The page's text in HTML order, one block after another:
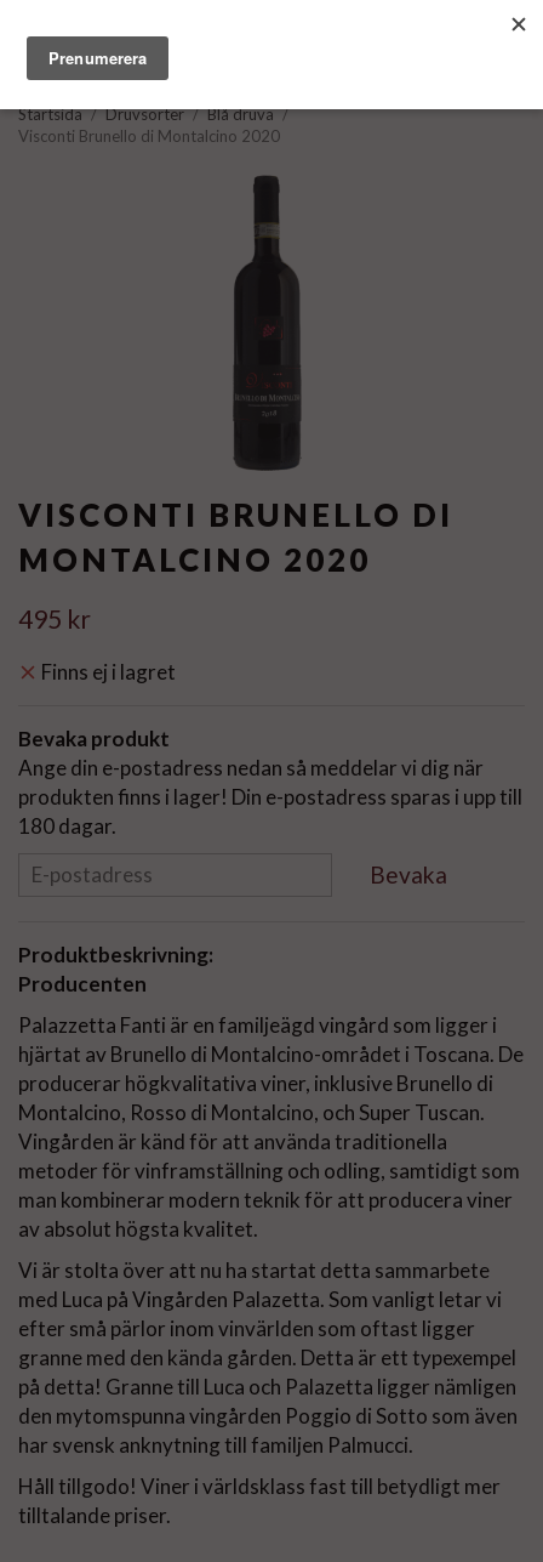
Startsida / Druvsorter / Blå druva /
Visconti Brunello di Montalcino 2020
VISCONTI BRUNELLO DI
MONTALCINO 2020
495 kr
Finns ej i lagret
Bevaka produkt
Ange din e-postadress nedan så meddelar vi dig när
produkten finns i lager! Din e-postadress sparas i upp till
180 dagar.
Bevaka
Produktbeskrivning:
Producenten
Palazzetta Fanti är en familjeägd vingård som ligger i
hjärtat av Brunello di Montalcino-området i Toscana. De
producerar högkvalitativa viner, inklusive Brunello di
Montalcino, Rosso di Montalcino, och Super Tuscan.
Vingården är känd för att använda traditionella
metoder för vinframställning och odling, samtidigt som
man kombinerar modern teknik för att producera viner
av absolut högsta kvalitet.
Vi är stolta över att nu ha startat detta sammarbete
med Luca på Vingården Palazetta. Som vanligt letar vi
efter små pärlor inom vinvärlden som oftast ligger
granne med den kända gården. Detta är ett typexempel
på detta! Granne till Luca och Palazetta ligger nämligen
den mytomspunna vingården Poggio di Sotto som även
har svensk anknytning till familjen Palmucci.
Håll tillgodo! Viner i världsklass fast till betydligt mer
tilltalande priser.